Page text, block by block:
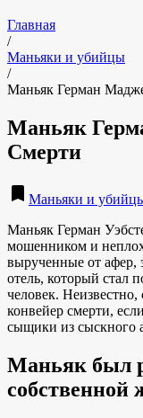
Главная
/
Маньяки и убийцы
/
Маньяк Герман
Маньяк
Смерти
bookmark Маньяки и
Маньяк Герман
мошенником и
вырученные от афер,
отель, который стал
человек.
конвейер смерти,
сыщики из сыскного
Маньяк был
собственной